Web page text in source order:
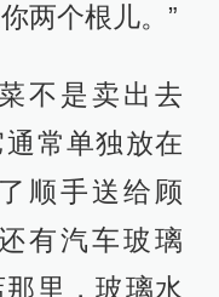
两个根儿。”
不是卖出去
常单独放在
顺手送给顾
有汽车玻璃
里，玻璃水